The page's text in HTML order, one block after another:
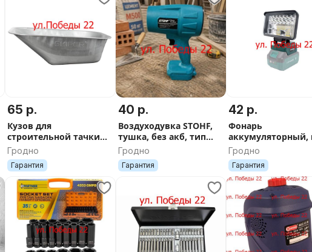
65 р.
Кузов для
строительной тачки
SKIPER 125 литров
(есть 130л)
Гродно
Гарантия
40 р.
Воздуходувка STOHF,
тушка, без акб, тип
макита
Гродно
Гарантия
42 р.
Фонарь
аккумуляторный,
акб макита,
OBS 21
Гродно
Гарантия